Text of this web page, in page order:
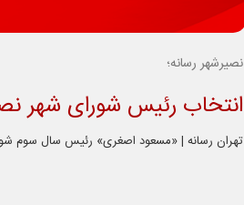
نصیرشهر رسانه؛
انتخاب رئیس شورای شهر
تهران رسانه | «مسعود اصغری» رئیس سال سوم